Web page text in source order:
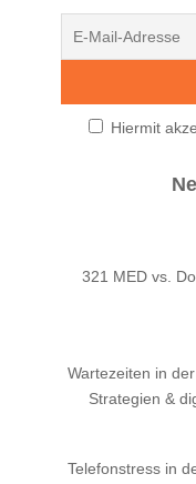
Hiermit
321 MED vs.
Wartezeiten in
Strategien &
Telefonstress in